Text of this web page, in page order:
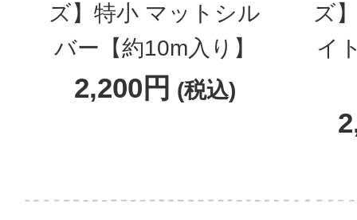
ズ】特小 マットシル
バー【約10m入り】
2,200円 (税込)
ズ
イ